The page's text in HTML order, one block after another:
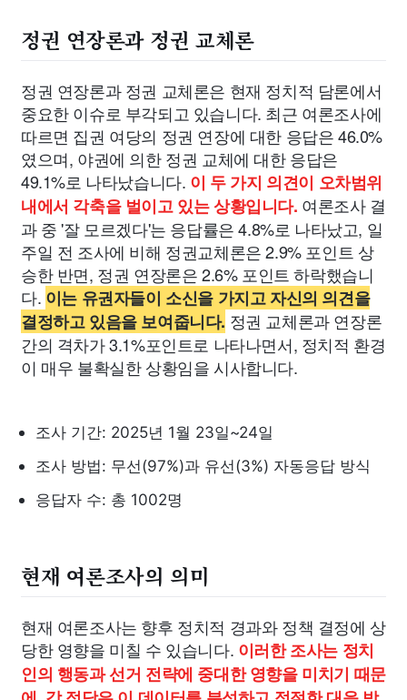
정권 연장론과 정권 교체론
정권 연장론과 정권 교체론은 현재 정치적 담론에서
중요한 이슈로 부각되고 있습니다. 최근 여론조사에
따르면 집권 여당의 정권 연장에 대한 응답은 46.0%
였으며, 야권에 의한 정권 교체에 대한 응답은
49.1%로 나타났습니다. 이 두 가지 의견이 오차범위
내에서 각축을 벌이고 있는 상황입니다. 여론조사 결
과 중 '잘 모르겠다'는 응답률은 4.8%로 나타났고, 일
주일 전 조사에 비해 정권교체론은 2.9% 포인트 상
승한 반면, 정권 연장론은 2.6% 포인트 하락했습니
다. 이는 유권자들이 소신을 가지고 자신의 의견을
결정하고 있음을 보여줍니다. 정권 교체론과 연장론
간의 격차가 3.1%포인트로 나타나면서, 정치적 환경
이 매우 불확실한 상황임을 시사합니다.
조사 기간: 2025년 1월 23일~24일
조사 방법: 무선(97%)과 유선(3%) 자동응답 방식
응답자 수: 총 1002명
현재 여론조사의 의미
현재 여론조사는 향후 정치적 경과와 정책 결정에 상
당한 영향을 미칠 수 있습니다. 이러한 조사는 정치
인의 행동과 선거 전략에 중대한 영향을 미치기 때문